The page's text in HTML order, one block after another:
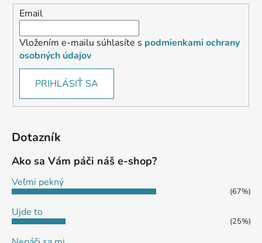
Email
Vložením e-mailu súhlasíte s podmienkami ochrany
osobných údajov
PRIHLÁSIŤ SA
Dotazník
Ako sa Vám páči náš e-shop?
Veľmi pekný
(67%)
Ujde to
(25%)